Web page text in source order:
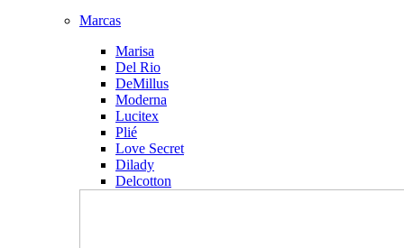
Marcas
Marisa
Del Rio
DeMillus
Moderna
Lucitex
Plié
Love Secret
Dilady
Delcotton